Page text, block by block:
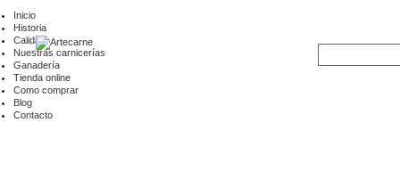
Inicio
Historia
Calidad
Nuestras carnicerías
Ganadería
Tienda online
Como comprar
Blog
Contacto